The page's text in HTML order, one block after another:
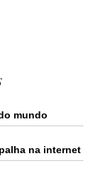
mundo
na internet